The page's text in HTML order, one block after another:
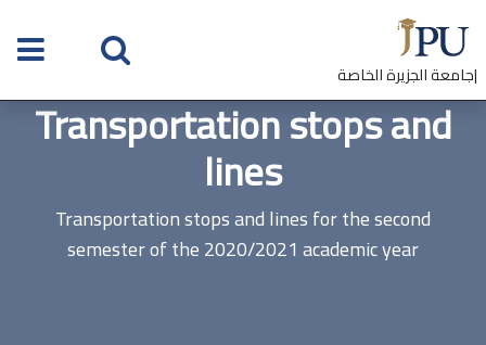
|جامعة الجزيرة الخاصة
Transportation stops and
lines
Transportation stops and lines for the second
semester of the 2020/2021 academic year